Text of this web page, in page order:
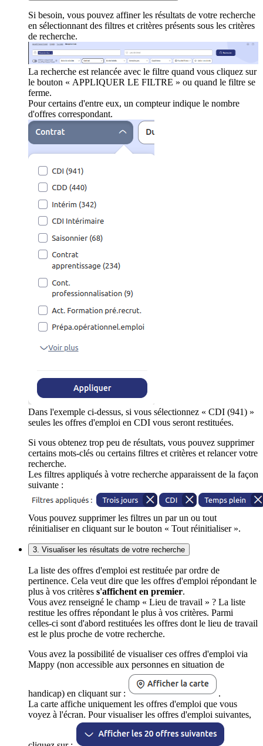
Si besoin, vous pouvez affiner les résultats de votre recherche
en sélectionnant des filtres et critères présents sous les critères
de recherche.
La recherche est relancée avec le filtre quand vous cliquez sur
le bouton « APPLIQUER LE FILTRE » ou quand le filtre se
ferme.
Pour certains d'entre eux, un compteur indique le nombre
d'offres correspondant.
Dans l'exemple ci-dessus, si vous sélectionnez « CDI (941) »
seules les offres d'emploi en CDI vous seront restituées.
Si vous obtenez trop peu de résultats, vous pouvez supprimer
certains mots-clés ou certains filtres et critères et relancer votre
recherche.
Les filtres appliqués à votre recherche apparaissent de la façon
suivante :
Vous pouvez supprimer les filtres un par un ou tout
réinitialiser en cliquant sur le bouton « Tout réinitialiser ».
3. Visualiser les résultats de votre recherche
La liste des offres d'emploi est restituée par ordre de
pertinence. Cela veut dire que les offres d'emploi répondant le
plus à vos critères s'affichent en premier.
Vous avez renseigné le champ « Lieu de travail » ? La liste
restitue les offres répondant le plus à vos critères. Parmi
celles-ci sont d'abord restituées les offres dont le lieu de travail
est le plus proche de votre recherche.
Vous avez la possibilité de visualiser ces offres d'emploi via
Mappy (non accessible aux personnes en situation de
handicap) en cliquant sur :
.
La carte affiche uniquement les offres d'emploi que vous
voyez à l'écran. Pour visualiser les offres d'emploi suivantes,